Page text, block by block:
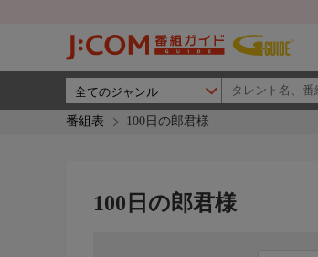
番組表 100日の郎君様
100日の郎君様